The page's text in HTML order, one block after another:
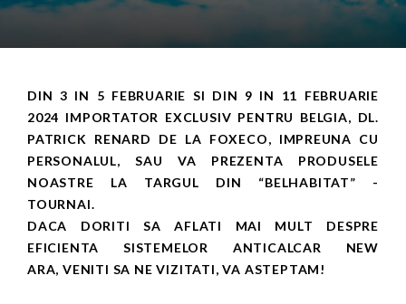
DIN 3 IN 5 FEBRUARIE SI DIN 9 IN 11 FEBRUARIE
2024 IMPORTATOR EXCLUSIV PENTRU BELGIA, DL.
PATRICK RENARD DE LA FOXECO, IMPREUNA CU
PERSONALUL, SAU VA PREZENTA PRODUSELE
NOASTRE LA TARGUL DIN “BELHABITAT” -
TOURNAI.
DACA DORITI SA AFLATI MAI MULT DESPRE
EFICIENTA SISTEMELOR ANTICALCAR NEW
ARA, VENITI SA NE VIZITATI, VA ASTEPTAM!